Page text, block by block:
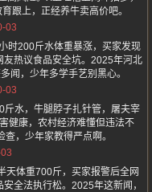
跟上，正经养牛卖高价吧。
03
时200斤水体重暴涨，买家发现
热议食品安全坑。2025年河北
闻，少年多学手艺别黑心。
03
水，牛腿脖子扎针管，屠夫宰
健康，农村经济难懂但违法不
，少年家教得严点啊。
天体重700斤，买家报警后全网
全法执行松。2025年这新闻，